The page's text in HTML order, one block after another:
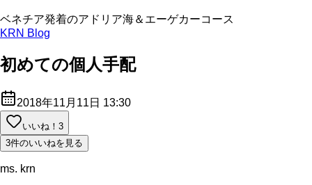
ベネチア発着のアドリア海＆エーゲカーコース
KRN Blog
初めての個人手配
2018年11月11日 13:30
いいね！ 3
3件のいいねを見る
ms. krn